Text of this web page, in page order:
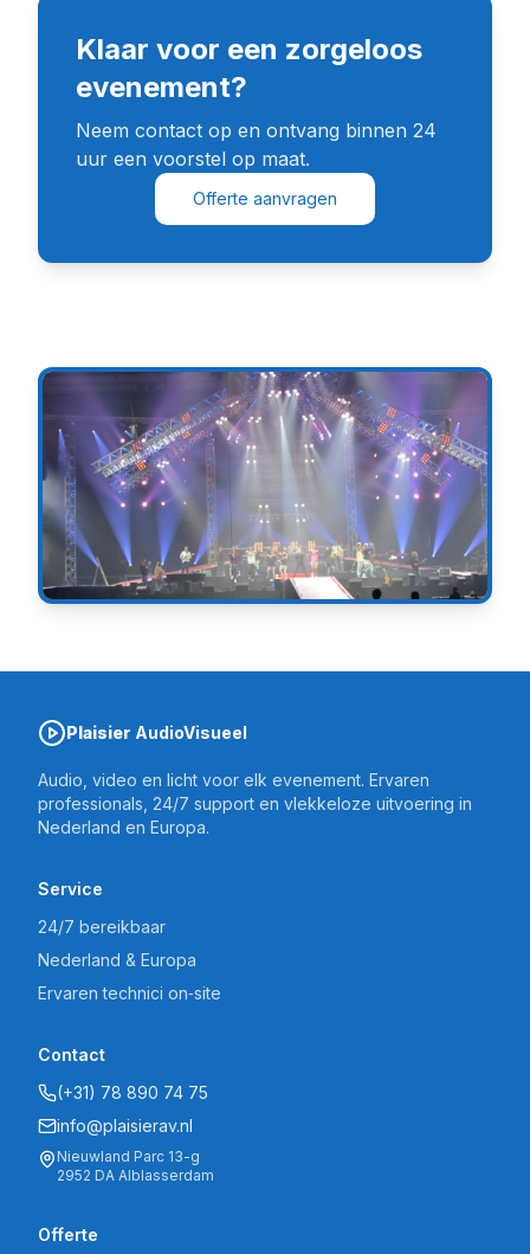
Klaar voor een zorgeloos
evenement?
Neem contact op en ontvang binnen 24
uur een voorstel op maat.
Offerte aanvragen
Plaisier AudioVisueel
Audio, video en licht voor elk evenement. Ervaren
professionals, 24/7 support en vlekkeloze uitvoering in
Nederland en Europa.
Service
24/7 bereikbaar
Nederland & Europa
Ervaren technici on‑site
Contact
(+31) 78 890 74 75
info@plaisierav.nl
Nieuwland Parc 13-g
2952 DA Alblasserdam
Offerte